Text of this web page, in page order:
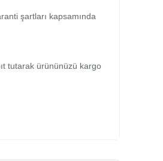
şartları kapsamında
tutarak ürününüzü kargo